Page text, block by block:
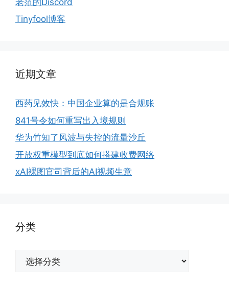
Tinyfool博客
近期文章
西药见效快：中国企业算的是合规账
841号令如何重写出入境规则
华为竹知了风波与失控的流量沙丘
开放权重模型到底如何搭建收费网络
xAI裸图官司背后的AI视频生意
分类